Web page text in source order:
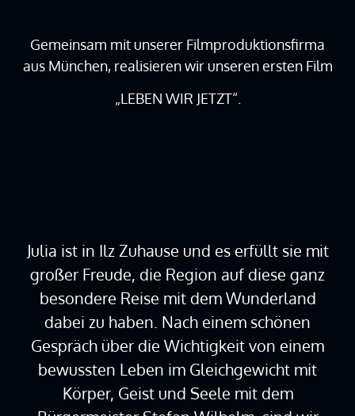
Gemeinsam mit unserer Filmproduktionsfirma
aus München, realisieren wir unseren ersten Film
„LEBEN WIR JETZT“.
Julia ist in Ilz Zuhause und es erfüllt sie mit
großer Freude, die Region auf diese ganz
besondere Reise mit dem Wunderland
dabei zu haben. Nach einem schönen
Gespräch über die Wichtigkeit von einem
bewussten Leben im Gleichgewicht mit
Körper, Geist und Seele mit dem